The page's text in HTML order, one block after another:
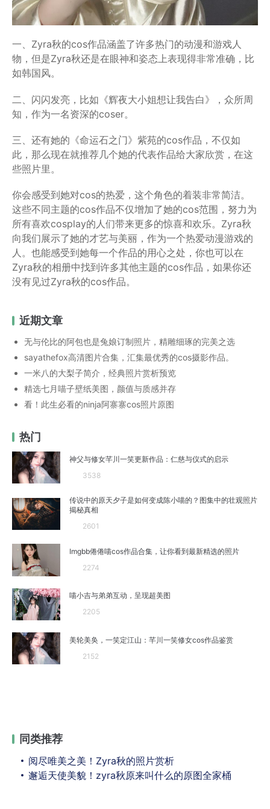
一、Zyra秋的cos作品涵盖了许多热门的动漫和游戏人
物，但是Zyra秋还是在眼神和姿态上表现得非常准确，比
如韩国风。
二、闪闪发亮，比如《辉夜大小姐想让我告白》，众所周
知，作为一名资深的coser。
三、还有她的《命运石之门》紫苑的cos作品，不仅如
此，那么现在就推荐几个她的代表作品给大家欣赏，在这
些照片里。
你会感受到她对cos的热爱，这个角色的着装非常简洁。
这些不同主题的cos作品不仅增加了她的cos范围，努力为
所有喜欢cosplay的人们带来更多的惊喜和欢乐。Zyra秋
向我们展示了她的才艺与美丽，作为一个热爱动漫游戏的
人。也能感受到她每一个作品的用心之处，你也可以在
Zyra秋的相册中找到许多其他主题的cos作品，如果你还
没有见过Zyra秋的cos作品。
近期文章
无与伦比的阿包也是兔娘订制照片，精雕细琢的完美之选
sayathefox高清图片合集，汇集最优秀的cos摄影作品。
一米八的大梨子简介，经典照片赏析预览
精选七月喵子壁纸美图，颜值与质感并存
看！此生必看的ninja阿寨寨cos照片原图
热门
神父与修女芊川一笑更新作品：仁慈与仪式的启示
3538
传说中的原天夕子是如何变成陈小喵的？图集中的壮观照片
揭秘真相
2601
Imgbb倦倦喵cos作品合集，让你看到最新精选的照片
2274
喵小吉与弟弟互动，呈现超美图
2205
美轮美奂，一笑定江山：芊川一笑修女cos作品鉴赏
2152
同类推荐
阅尽唯美之美！Zyra秋的照片赏析
邂逅天使美貌！zyra秋原来叫什么的原图全家桶